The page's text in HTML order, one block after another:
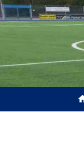
Zum
Inhalt